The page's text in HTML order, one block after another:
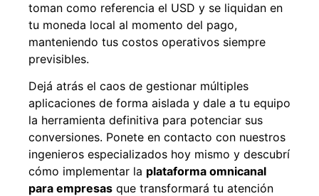
toman como referencia el USD y se liquidan en
tu moneda local al momento del pago,
manteniendo tus costos operativos siempre
previsibles.
Dejá atrás el caos de gestionar múltiples
aplicaciones de forma aislada y dale a tu equipo
la herramienta definitiva para potenciar sus
conversiones. Ponete en contacto con nuestros
ingenieros especializados hoy mismo y descubrí
cómo implementar la plataforma omnicanal
para empresas que transformará tu atención